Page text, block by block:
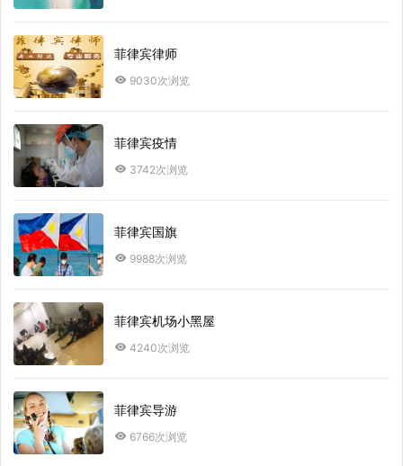
菲律宾律师
9030次浏览
菲律宾疫情
3742次浏览
菲律宾国旗
9988次浏览
菲律宾机场小黑屋
4240次浏览
菲律宾导游
6766次浏览